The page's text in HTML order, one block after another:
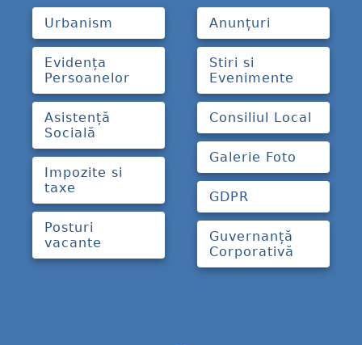
Urbanism
Evidența
Persoanelor
Asistență
Socială
Impozite si
taxe
Posturi
vacante
Anunțuri
Stiri si
Evenimente
Consiliul Local
Galerie Foto
GDPR
Guvernanță
Corporativă